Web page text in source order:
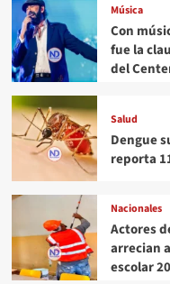
Música
Con
fue la
del
Salud
Dengue
reporta
Nacionales
Actores
arrecian
escolar